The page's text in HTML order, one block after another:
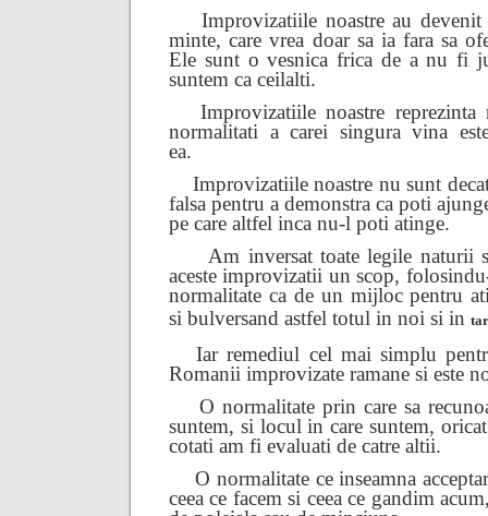
Improvizatiile noastre au
minte, care vrea doar sa ia fara sa
Ele sunt o vesnica frica de a nu fi
suntem ca ceilalti.
Improvizatiile noastre
normalitati a carei singura vina
ea.
Improvizatiile noastre nu sunt
falsa pentru a demonstra ca poti
pe care altfel inca nu-l poti atinge.
Am inversat toate legile naturii
aceste improvizatii un scop,
normalitate ca de un mijloc pentru
si bulversand astfel totul in noi si in
Iar remediul cel mai simplu
Romanii improvizate ramane si este
O normalitate prin care sa
suntem, si locul in care suntem,
cotati am fi evaluati de catre altii.
O normalitate ce inseamna
ceea ce facem si ceea ce gandim